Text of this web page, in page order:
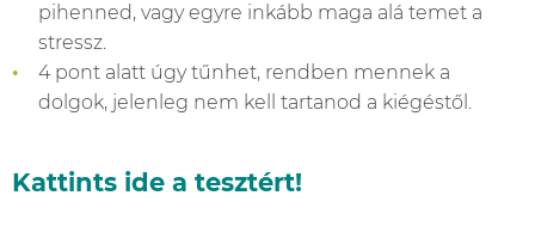
pihenned, vagy egyre inkább maga alá temet a
stressz.
4 pont alatt úgy tűnhet, rendben mennek a
dolgok, jelenleg nem kell tartanod a kiégéstől.
Kattints ide a tesztért!